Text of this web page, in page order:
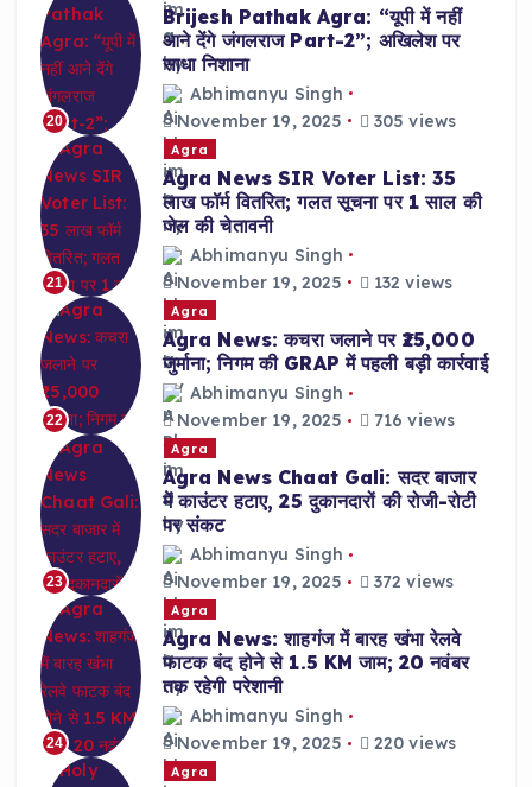
20
Brijesh Pathak Agra: “यूपी में नहीं
आने देंगे जंगलराज Part-2”; अखिलेश पर
साधा निशाना
Abhimanyu Singh
November 19, 2025
305 views
21
Agra
Agra News SIR Voter List: 35
लाख फॉर्म वितरित; गलत सूचना पर 1 साल की
जेल की चेतावनी
Abhimanyu Singh
November 19, 2025
132 views
22
Agra
Agra News: कचरा जलाने पर ₹25,000
जुर्माना; निगम की GRAP में पहली बड़ी कार्रवाई
Abhimanyu Singh
November 19, 2025
716 views
23
Agra
Agra News Chaat Gali: सदर बाजार
में काउंटर हटाए, 25 दुकानदारों की रोजी-रोटी
पर संकट
Abhimanyu Singh
November 19, 2025
372 views
24
Agra
Agra News: शाहगंज में बारह खंभा रेलवे
फाटक बंद होने से 1.5 KM जाम; 20 नवंबर
तक रहेगी परेशानी
Abhimanyu Singh
November 19, 2025
220 views
Agra